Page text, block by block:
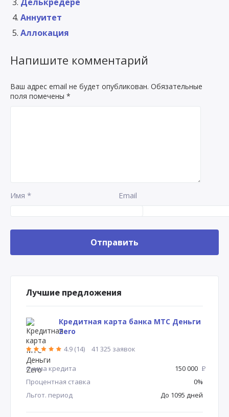
Аннуитет
Аллокация
Напишите комментарий
Ваш адрес email не будет опубликован. Обязательные
поля помечены *
Имя * Email
Лучшие предложения
Кредитная карта банка МТС Деньги
Zero
4.9 (14) 41 325 заявок
Сумма кредита 150 000 Р
Процентная ставка
0%
Льгот. период
До 1095 дней